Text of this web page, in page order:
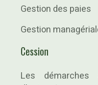
Gestion des paies
Gestion
Cession
Les